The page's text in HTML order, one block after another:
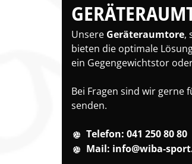
Unsere Geräteraumtore,
bieten die optimale
ein Gegengewichtstor
Bei Fragen sind wir gerne
senden.
Telefon: 041 250 80 80
Mail: info@wiba-